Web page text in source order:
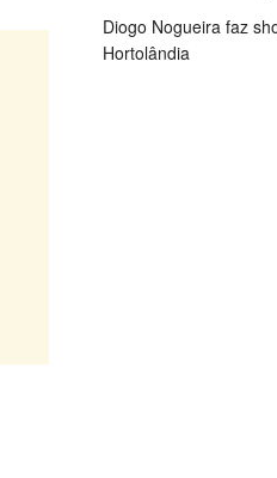
Diogo Nogueira faz
Hortolândia